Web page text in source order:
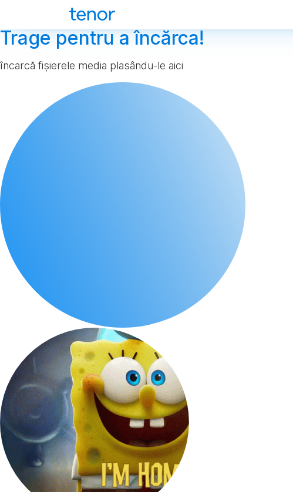
Trage pentru a încărca!
încarcă fișierele media plasându-le aici